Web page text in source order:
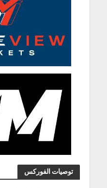
توصيات الفوركس